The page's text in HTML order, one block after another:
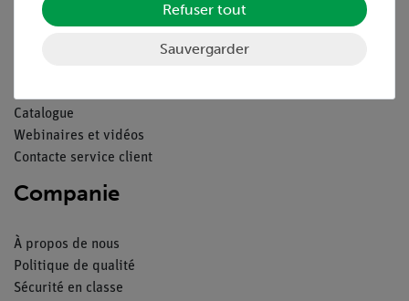
Service
Catalogue
Webinaires et vidéos
Contacte service client
Companie
À propos de nous
Politique de qualité
Sécurité en classe
Refuser tout
Sauvergarder